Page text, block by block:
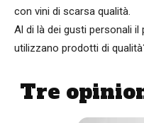
con vini di scarsa qualità.
Al di là dei gusti personali
utilizzano prodotti di
Tre